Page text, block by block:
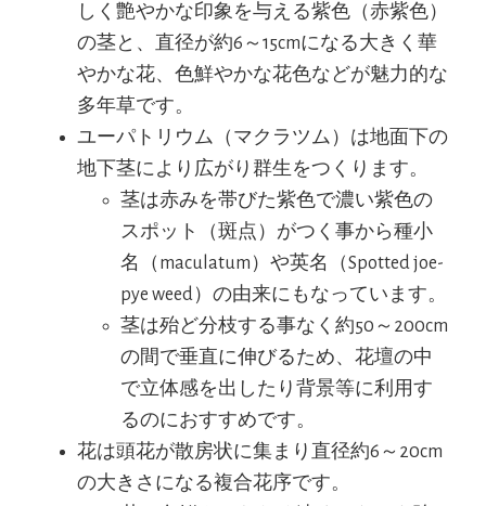
しく艶やかな印象を与える紫色（赤紫色）
の茎と、直径が約6～15cmになる大きく華
やかな花、色鮮やかな花色などが魅力的な
多年草です。
ユーパトリウム（マクラツム）は地面下の
地下茎により広がり群生をつくります。
茎は赤みを帯びた紫色で濃い紫色の
スポット（斑点）がつく事から種小
名（maculatum）や英名（Spotted joe-
pye weed）の由来にもなっています。
茎は殆ど分枝する事なく約50～200cm
の間で垂直に伸びるため、花壇の中
で立体感を出したり背景等に利用す
るのにおすすめです。
花は頭花が散房状に集まり直径約6～20cm
の大きさになる複合花序です。